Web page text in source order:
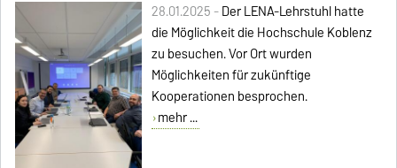
28.01.2025 -Der LENA-Lehrstuhl hatte
die Möglichkeit die Hochschule Koblenz
zu besuchen. Vor Ort wurden
Möglichkeiten für zukünftige
Kooperationen besprochen.
mehr ...